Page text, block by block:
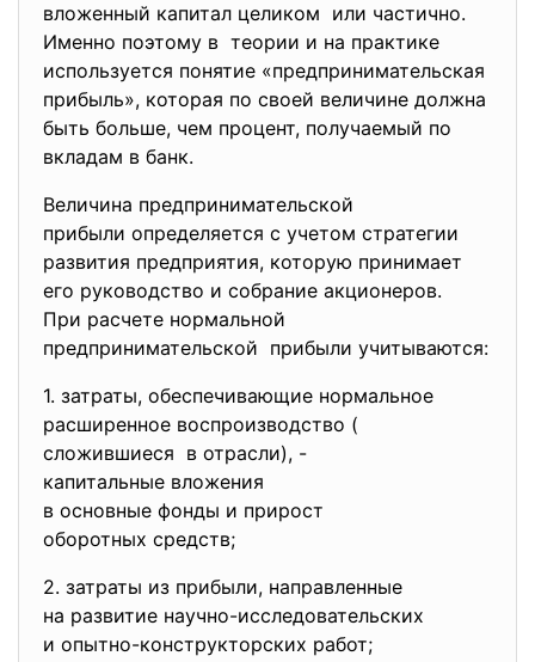
вложенный капитал целиком или частично.
Именно поэтому в теории и на практике
используется понятие «предпринимательская
прибыль», которая по своей величине должна
быть больше, чем процент, получаемый по
вкладам в банк.
Величина предпринимательской
прибыли определяется с учетом стратегии
развития предприятия, которую принимает
его руководство и собрание акционеров.
При расчете нормальной
предпринимательской прибыли учитываются:
1. затраты, обеспечивающие нормальное
расширенное воспроизводство (
сложившиеся в отрасли), -
капитальные вложения
в основные фонды и прирост
оборотных средств;
2. затраты из прибыли, направленные
на развитие научно-исследовательских
и опытно-конструкторских работ;